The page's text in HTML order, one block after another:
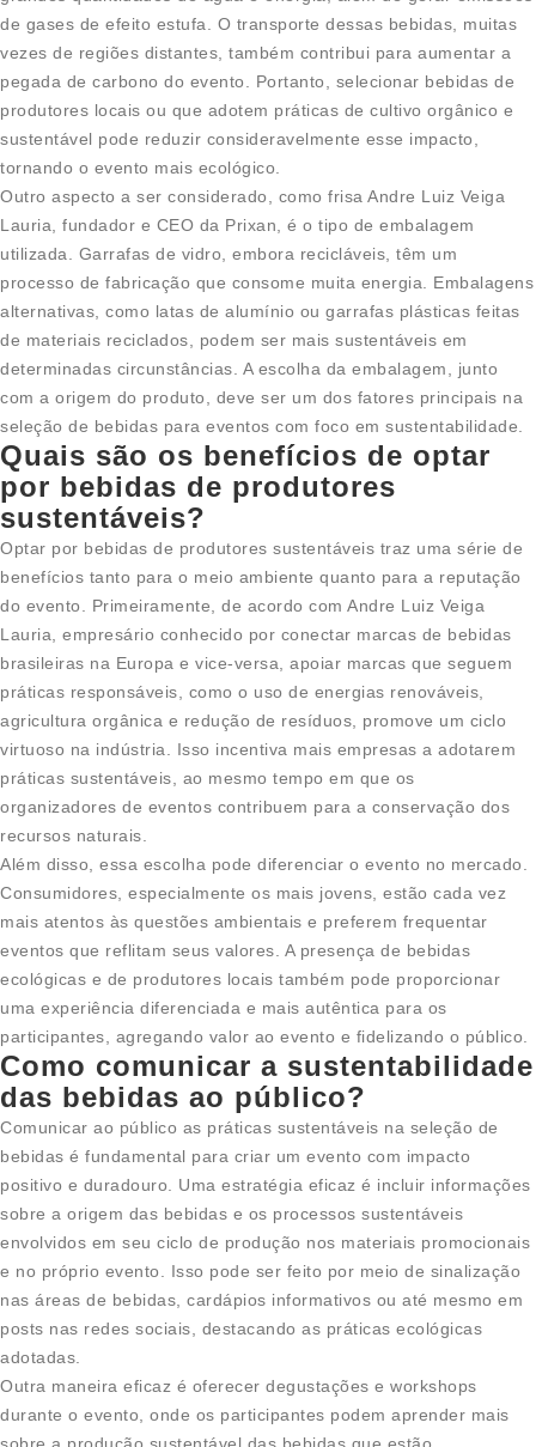
de gases de efeito estufa. O transporte dessas bebidas, muitas
vezes de regiões distantes, também contribui para aumentar a
pegada de carbono do evento. Portanto, selecionar bebidas de
produtores locais ou que adotem práticas de cultivo orgânico e
sustentável pode reduzir consideravelmente esse impacto,
tornando o evento mais ecológico.
Outro aspecto a ser considerado, como frisa Andre Luiz Veiga
Lauria, fundador e CEO da Prixan, é o tipo de embalagem
utilizada. Garrafas de vidro, embora recicláveis, têm um
processo de fabricação que consome muita energia. Embalagens
alternativas, como latas de alumínio ou garrafas plásticas feitas
de materiais reciclados, podem ser mais sustentáveis em
determinadas circunstâncias. A escolha da embalagem, junto
com a origem do produto, deve ser um dos fatores principais na
seleção de bebidas para eventos com foco em sustentabilidade.
Quais são os benefícios de optar
por bebidas de produtores
sustentáveis?
Optar por bebidas de produtores sustentáveis traz uma série de
benefícios tanto para o meio ambiente quanto para a reputação
do evento. Primeiramente, de acordo com Andre Luiz Veiga
Lauria, empresário conhecido por conectar marcas de bebidas
brasileiras na Europa e vice-versa, apoiar marcas que seguem
práticas responsáveis, como o uso de energias renováveis,
agricultura orgânica e redução de resíduos, promove um ciclo
virtuoso na indústria. Isso incentiva mais empresas a adotarem
práticas sustentáveis, ao mesmo tempo em que os
organizadores de eventos contribuem para a conservação dos
recursos naturais.
Além disso, essa escolha pode diferenciar o evento no mercado.
Consumidores, especialmente os mais jovens, estão cada vez
mais atentos às questões ambientais e preferem frequentar
eventos que reflitam seus valores. A presença de bebidas
ecológicas e de produtores locais também pode proporcionar
uma experiência diferenciada e mais autêntica para os
participantes, agregando valor ao evento e fidelizando o público.
Como comunicar a sustentabilidade
das bebidas ao público?
Comunicar ao público as práticas sustentáveis na seleção de
bebidas é fundamental para criar um evento com impacto
positivo e duradouro. Uma estratégia eficaz é incluir informações
sobre a origem das bebidas e os processos sustentáveis
envolvidos em seu ciclo de produção nos materiais promocionais
e no próprio evento. Isso pode ser feito por meio de sinalização
nas áreas de bebidas, cardápios informativos ou até mesmo em
posts nas redes sociais, destacando as práticas ecológicas
adotadas.
Outra maneira eficaz é oferecer degustações e workshops
durante o evento, onde os participantes podem aprender mais
sobre a produção sustentável das bebidas que estão